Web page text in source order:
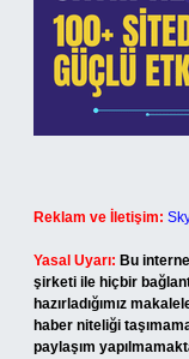
Reklam ve İletişim:
Yasal Uyarı: Bu
şirketi ile hiçbir
hazırladığımız
haber niteliği
paylaşım